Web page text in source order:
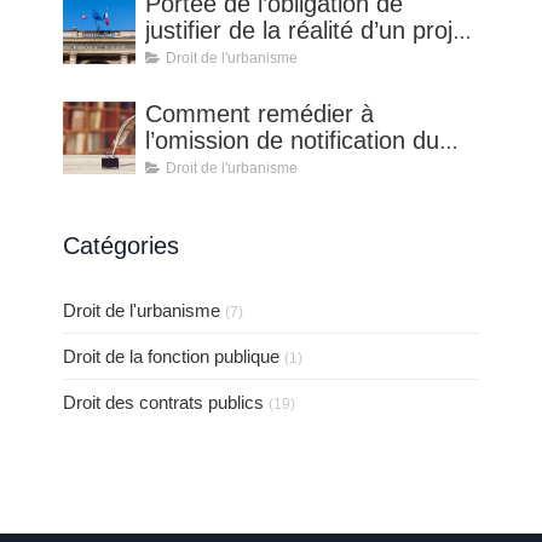
la soumission aux règles de
publicité et de mise en
concurrence applicables aux
justifier de la réalité d’un projet
au titre de l’article L.210-1 du
Droit de l'urbanisme
Comment remédier à
l’omission de notification du
recours en matière
Droit de l'urbanisme
Catégories
Droit de l'urbanisme (7)
Droit de la fonction publique (1)
Droit des contrats publics (19)